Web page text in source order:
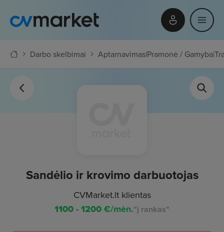
Darbo skelbimai Aptarnavimas|Pramonė / Gamyba|
Sandėlio ir krovimo darbuotojas
CVMarket.lt klientas
1100 - 1200€/mėn."į rankas"